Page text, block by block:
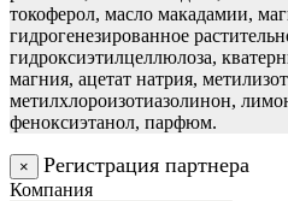
токоферол, масло макадамии,
гидрогенезированное
гидроксиэтилцеллюлоза,
магния, ацетат натрия,
метилхлороизотиазолинон,
феноксиэтанол, парфюм.
× Регистрация партнера
Компания